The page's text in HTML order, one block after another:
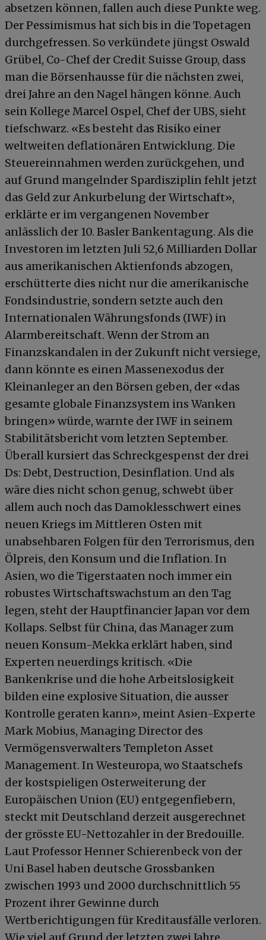
absetzen können, fallen auch diese Punkte weg.
Der Pessimismus hat sich bis in die Topetagen
durchgefressen. So verkündete jüngst Oswald
Grübel, Co-Chef der Credit Suisse Group, dass
man die Börsenhausse für die nächsten zwei,
drei Jahre an den Nagel hängen könne. Auch
sein Kollege Marcel Ospel, Chef der UBS, sieht
tiefschwarz. «Es besteht das Risiko einer
weltweiten deflationären Entwicklung. Die
Steuereinnahmen werden zurückgehen, und
auf Grund mangelnder Spardisziplin fehlt jetzt
das Geld zur Ankurbelung der Wirtschaft»,
erklärte er im vergangenen November
anlässlich der 10. Basler Bankentagung. Als die
Investoren im letzten Juli 52,6 Milliarden Dollar
aus amerikanischen Aktienfonds abzogen,
erschütterte dies nicht nur die amerikanische
Fondsindustrie, sondern setzte auch den
Internationalen Währungsfonds (IWF) in
Alarmbereitschaft. Wenn der Strom an
Finanzskandalen in der Zukunft nicht versiege,
dann könnte es einen Massenexodus der
Kleinanleger an den Börsen geben, der «das
gesamte globale Finanzsystem ins Wanken
bringen» würde, warnte der IWF in seinem
Stabilitätsbericht vom letzten September.
Überall kursiert das Schreckgespenst der drei
Ds: Debt, Destruction, Desinflation. Und als
wäre dies nicht schon genug, schwebt über
allem auch noch das Damoklesschwert eines
neuen Kriegs im Mittleren Osten mit
unabsehbaren Folgen für den Terrorismus, den
Ölpreis, den Konsum und die Inflation. In
Asien, wo die Tigerstaaten noch immer ein
robustes Wirtschaftswachstum an den Tag
legen, steht der Hauptfinancier Japan vor dem
Kollaps. Selbst für China, das Manager zum
neuen Konsum-Mekka erklärt haben, sind
Experten neuerdings kritisch. «Die
Bankenkrise und die hohe Arbeitslosigkeit
bilden eine explosive Situation, die ausser
Kontrolle geraten kann», meint Asien-Experte
Mark Mobius, Managing Director des
Vermögensverwalters Templeton Asset
Management. In Westeuropa, wo Staatschefs
der kostspieligen Osterweiterung der
Europäischen Union (EU) entgegenfiebern,
steckt mit Deutschland derzeit ausgerechnet
der grösste EU-Nettozahler in der Bredouille.
Laut Professor Henner Schierenbeck von der
Uni Basel haben deutsche Grossbanken
zwischen 1993 und 2000 durchschnittlich 55
Prozent ihrer Gewinne durch
Wertberichtigungen für Kreditausfälle verloren.
Wie viel auf Grund der letzten zwei Jahre